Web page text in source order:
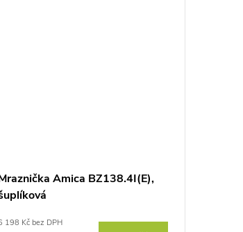
Amica BZ138.4I(E),
198 Kč bez DPH